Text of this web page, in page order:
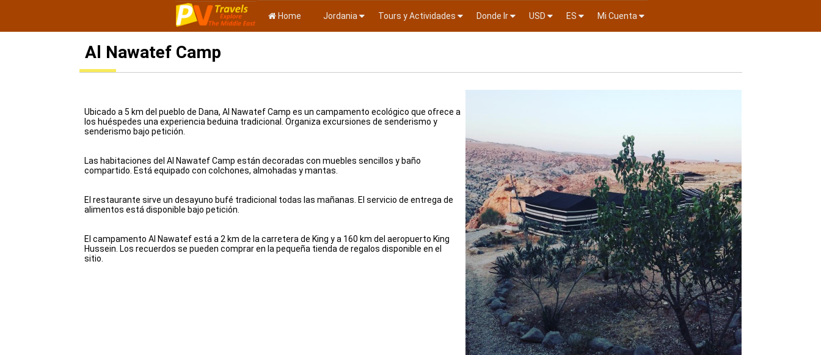
Home Jordania Tours y Actividades Donde Ir USD ES Mi Cuenta
Al Nawatef Camp
Ubicado a 5 km del pueblo de Dana, Al Nawatef Camp es un campamento ecológico que ofrece a
los huéspedes una experiencia beduina tradicional. Organiza excursiones de senderismo y
senderismo bajo petición.
Las habitaciones del Al Nawatef Camp están decoradas con muebles sencillos y baño
compartido. Está equipado con colchones, almohadas y mantas.
El restaurante sirve un desayuno bufé tradicional todas las mañanas. El servicio de entrega de
alimentos está disponible bajo petición.
El campamento Al Nawatef está a 2 km de la carretera de King y a 160 km del aeropuerto King
Hussein. Los recuerdos se pueden comprar en la pequeña tienda de regalos disponible en el
sitio.